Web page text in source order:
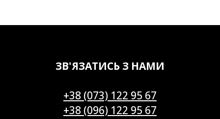
ЗВ'ЯЗАТИСЬ З НАМИ
+38 (073) 122 95 67
+38 (096) 122 95 67